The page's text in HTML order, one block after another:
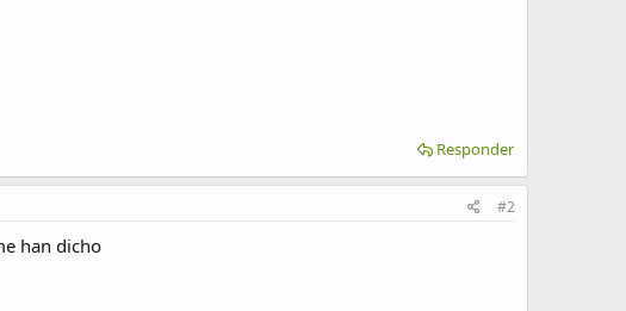
Responder
#2
han dicho